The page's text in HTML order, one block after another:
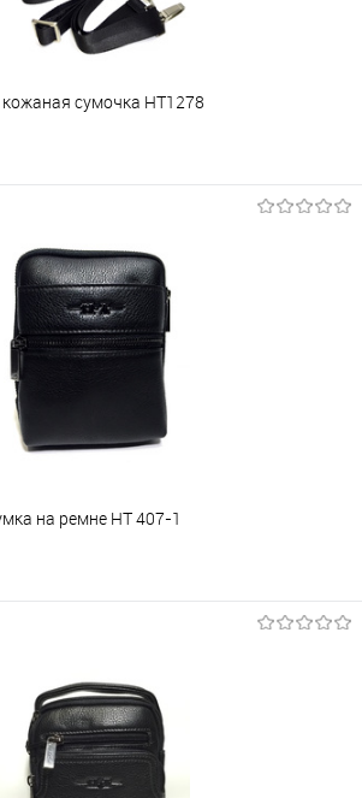
сумочка HT1278
В наличии
на ремне HT 407-1
В наличии